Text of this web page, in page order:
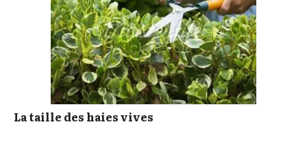
La taille des haies vives